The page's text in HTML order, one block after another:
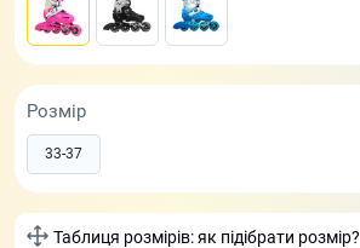
Розмір
33-37
Таблиця розмірів: як підібрати розмір?